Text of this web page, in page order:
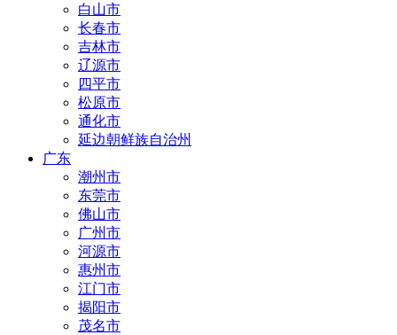
白山市
长春市
吉林市
辽源市
四平市
松原市
通化市
延边朝鲜族自治州
广东
潮州市
东莞市
佛山市
广州市
河源市
惠州市
江门市
揭阳市
茂名市